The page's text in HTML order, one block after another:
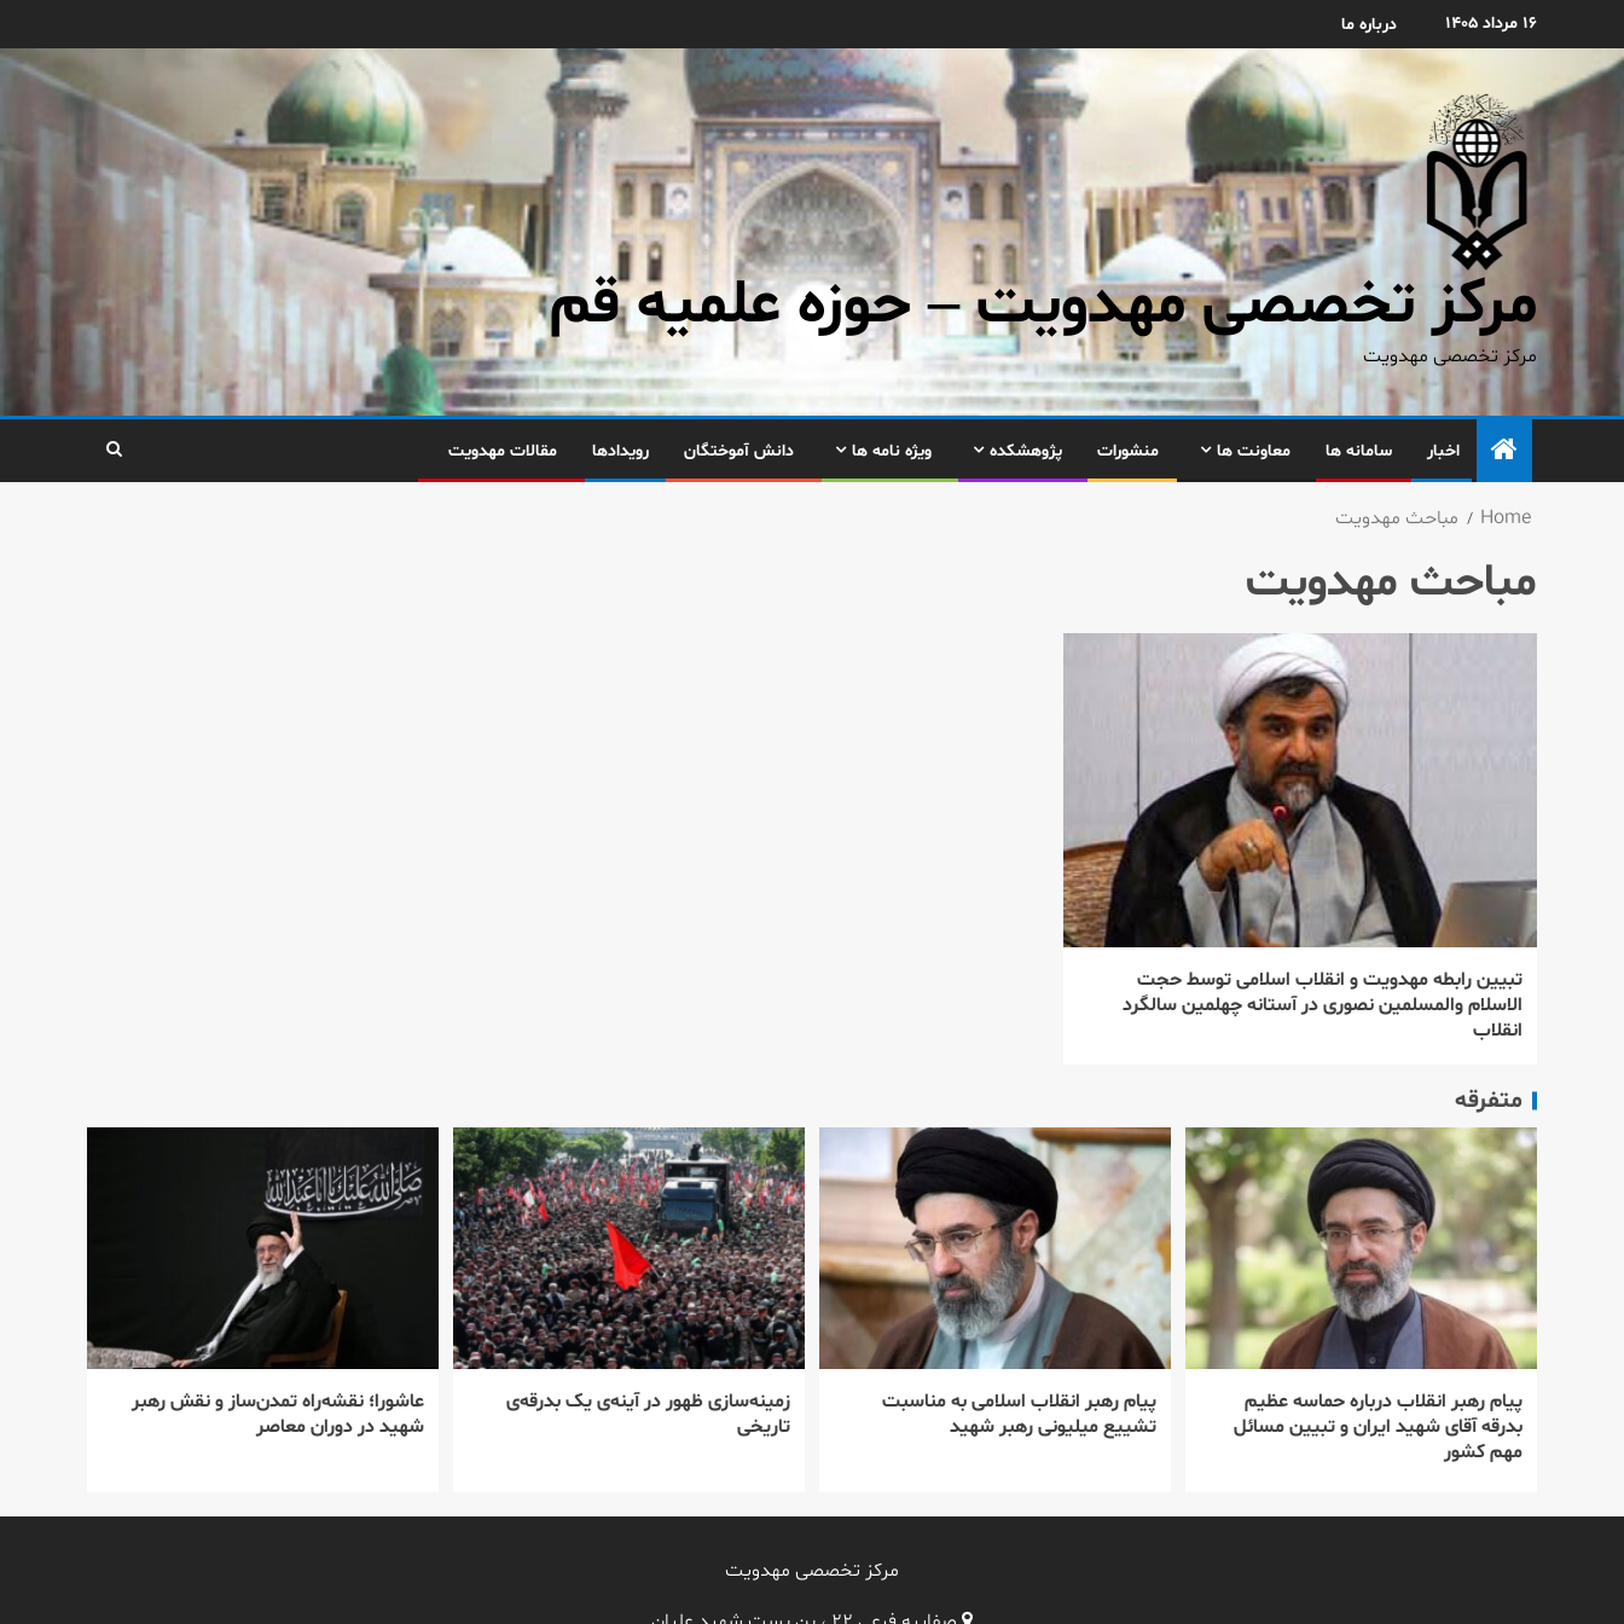
۱۶ مرداد ۱۴۰۵ درباره ما
مرکز تخصصی مهدویت – حوزه علمیه قم
مرکز تخصصی مهدویت
اخبار سامانه ها معاونت ها منشورات پژوهشکده ویژه نامه ها دانش آموختگان رویدادها مقالات مهدویت
Home مباحث مهدویت
مباحث مهدویت
تبیین رابطه مهدویت و انقلاب اسلامی توسط حجت
الاسلام والمسلمین نصوری در آستانه چهلمین سالگرد
انقلاب
متفرقه
پیام رهبر انقلاب درباره حماسه عظیم
بدرقه آقای شهید ایران و تبیین مسائل
مهم کشور
پیام رهبر انقلاب اسلامی به مناسبت
تشییع میلیونی رهبر شهید
زمینه‌سازی ظهور در آینه‌ی یک بدرقه‌ی
تاریخی
عاشورا؛ نقشه‌راه تمدن‌ساز و نقش رهبر
شهید در دوران معاصر
مرکز تخصصی مهدویت